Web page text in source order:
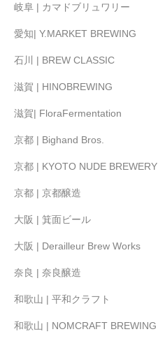
岐阜 | カマドブリュワリー
愛知| Y.MARKET BREWING
石川 | BREW CLASSIC
滋賀 | HINOBREWING
滋賀| FloraFermentation
京都 | Bighand Bros.
京都 | KYOTO NUDE BREWERY
京都 | 京都醸造
大阪 | 箕面ビール
大阪 | Derailleur Brew Works
奈良 | 奈良醸造
和歌山 | 平和クラフト
和歌山 | NOMCRAFT BREWING